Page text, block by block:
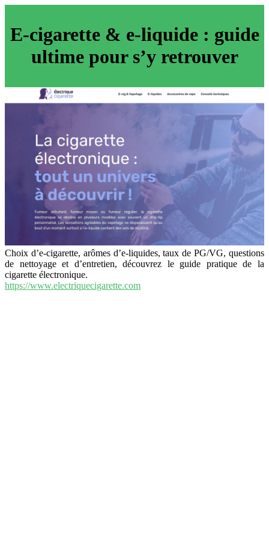
E-cigarette & e-liquide : guide
ultime pour s’y retrouver
Choix d’e-cigarette, arômes d’e-liquides, taux de PG/VG, questions
de nettoyage et d’entretien, découvrez le guide pratique de la
cigarette électronique.
https://www.electriquecigarette.com